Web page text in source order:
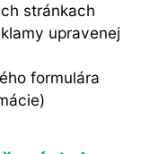
stránkach
upravenej
formulára